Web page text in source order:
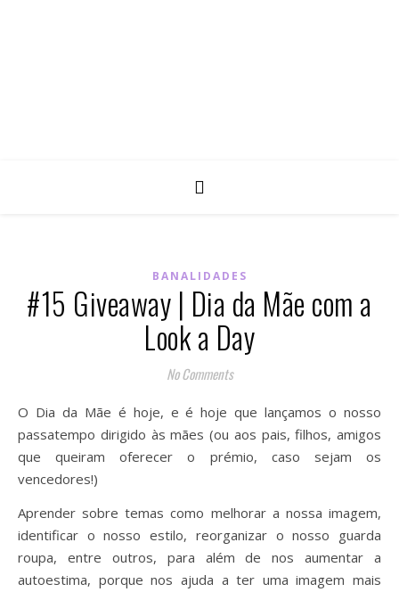
BANALIDADES
#15 Giveaway | Dia da Mãe com a
Look a Day
No Comments
O Dia da Mãe é hoje, e é hoje que lançamos o nosso
passatempo dirigido às mães (ou aos pais, filhos, amigos
que queiram oferecer o prémio, caso sejam os
vencedores!)
Aprender sobre temas como melhorar a nossa imagem,
identificar o nosso estilo, reorganizar o nosso guarda
roupa, entre outros, para além de nos aumentar a
autoestima, porque nos ajuda a ter uma imagem mais